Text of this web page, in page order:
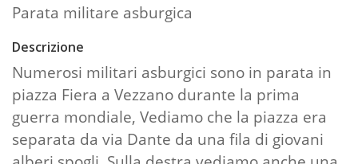
Parata militare asburgica
Descrizione
Numerosi militari asburgici sono in parata in
piazza Fiera a Vezzano durante la prima
guerra mondiale, Vediamo che la piazza era
separata da via Dante da una fila di giovani